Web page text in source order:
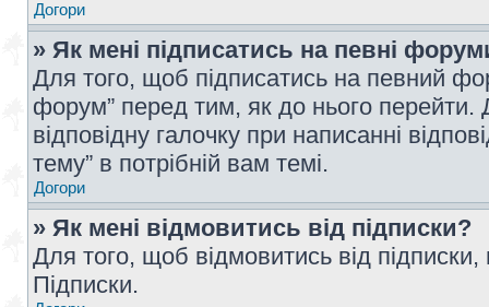
Догори
» Як мені підписатись на певні
Для того, щоб підписатись на певний
форум” перед тим, як до нього перейти.
відповідну галочку при написанні
тему” в потрібній вам темі.
Догори
» Як мені відмовитись від підписки?
Для того, щоб відмовитись від
Підписки.